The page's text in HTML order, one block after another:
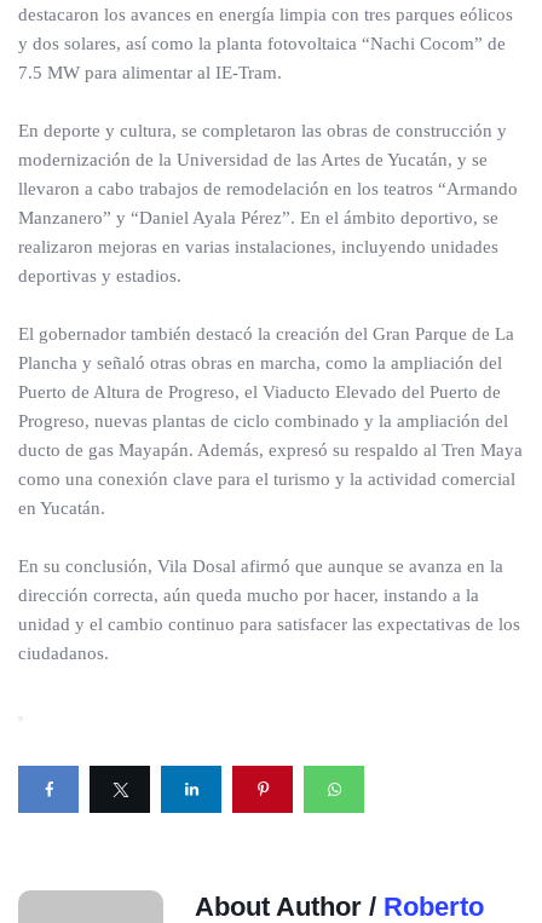
destacaron los avances en energía limpia con tres parques eólicos
y dos solares, así como la planta fotovoltaica “Nachi Cocom” de
7.5 MW para alimentar al IE-Tram.
En deporte y cultura, se completaron las obras de construcción y
modernización de la Universidad de las Artes de Yucatán, y se
llevaron a cabo trabajos de remodelación en los teatros “Armando
Manzanero” y “Daniel Ayala Pérez”. En el ámbito deportivo, se
realizaron mejoras en varias instalaciones, incluyendo unidades
deportivas y estadios.
El gobernador también destacó la creación del Gran Parque de La
Plancha y señaló otras obras en marcha, como la ampliación del
Puerto de Altura de Progreso, el Viaducto Elevado del Puerto de
Progreso, nuevas plantas de ciclo combinado y la ampliación del
ducto de gas Mayapán. Además, expresó su respaldo al Tren Maya
como una conexión clave para el turismo y la actividad comercial
en Yucatán.
En su conclusión, Vila Dosal afirmó que aunque se avanza en la
dirección correcta, aún queda mucho por hacer, instando a la
unidad y el cambio continuo para satisfacer las expectativas de los
ciudadanos.
About Author / Roberto